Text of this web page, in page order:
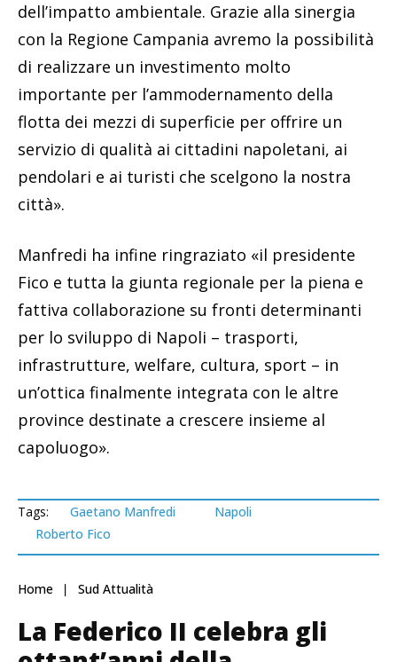
dell’impatto ambientale. Grazie alla sinergia
con la Regione Campania avremo la possibilità
di realizzare un investimento molto
importante per l’ammodernamento della
flotta dei mezzi di superficie per offrire un
servizio di qualità ai cittadini napoletani, ai
pendolari e ai turisti che scelgono la nostra
città».
Manfredi ha infine ringraziato «il presidente
Fico e tutta la giunta regionale per la piena e
fattiva collaborazione su fronti determinanti
per lo sviluppo di Napoli – trasporti,
infrastrutture, welfare, cultura, sport – in
un’ottica finalmente integrata con le altre
province destinate a crescere insieme al
capoluogo».
Tags: Gaetano Manfredi
Napoli
Roberto Fico
Home Sud Attualità
La Federico II celebra gli